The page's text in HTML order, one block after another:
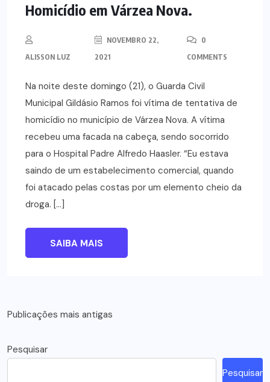
Homicídio em Várzea Nova.
ALISSON LUZ
NOVEMBRO 22,
2021
0
COMMENTS
Na noite deste domingo (21), o Guarda Civil
Municipal Gildásio Ramos foi vítima de tentativa de
homicídio no município de Várzea Nova. A vítima
recebeu uma facada na cabeça, sendo socorrido
para o Hospital Padre Alfredo Haasler. “Eu estava
saindo de um estabelecimento comercial, quando
foi atacado pelas costas por um elemento cheio da
droga. […]
SAIBA MAIS
Navegação
posts
Publicações mais antigas
Pesquisar
Pesquisar